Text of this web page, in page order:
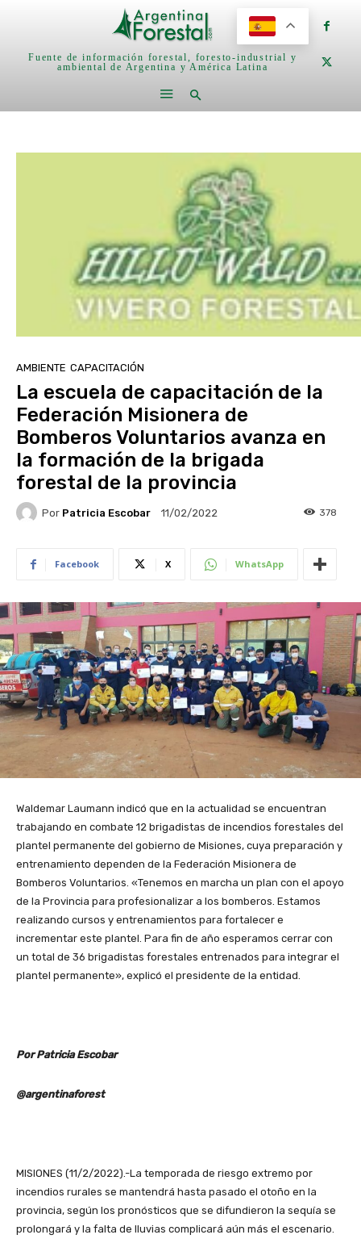
Fuente de información forestal, foresto-industrial y
ambiental de Argentina y América Latina
AMBIENTE CAPACITACIÓN
La escuela de capacitación de la
Federación Misionera de
Bomberos Voluntarios avanza en
la formación de la brigada
forestal de la provincia
Por Patricia Escobar 11/02/2022 378
Facebook X WhatsApp
Waldemar Laumann indicó que en la actualidad se encuentran
trabajando en combate 12 brigadistas de incendios forestales del
plantel permanente del gobierno de Misiones, cuya preparación y
entrenamiento dependen de la Federación Misionera de
Bomberos Voluntarios. «Tenemos en marcha un plan con el apoyo
de la Provincia para profesionalizar a los bomberos. Estamos
realizando cursos y entrenamientos para fortalecer e
incrementar este plantel. Para fin de año esperamos cerrar con
un total de 36 brigadistas forestales entrenados para integrar el
plantel permanente», explicó el presidente de la entidad.
Por Patricia Escobar
@argentinaforest
MISIONES (11/2/2022).-La temporada de riesgo extremo por
incendios rurales se mantendrá hasta pasado el otoño en la
provincia, según los pronósticos que se difundieron la sequía se
prolongará y la falta de lluvias complicará aún más el escenario.